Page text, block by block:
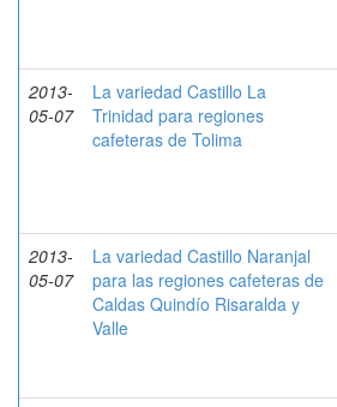
2013-
05-07
La variedad Castillo La
Trinidad para regiones
cafeteras de Tolima
2013-
05-07
La variedad Castillo Naranjal
para las regiones cafeteras de
Caldas Quindío Risaralda y
Valle